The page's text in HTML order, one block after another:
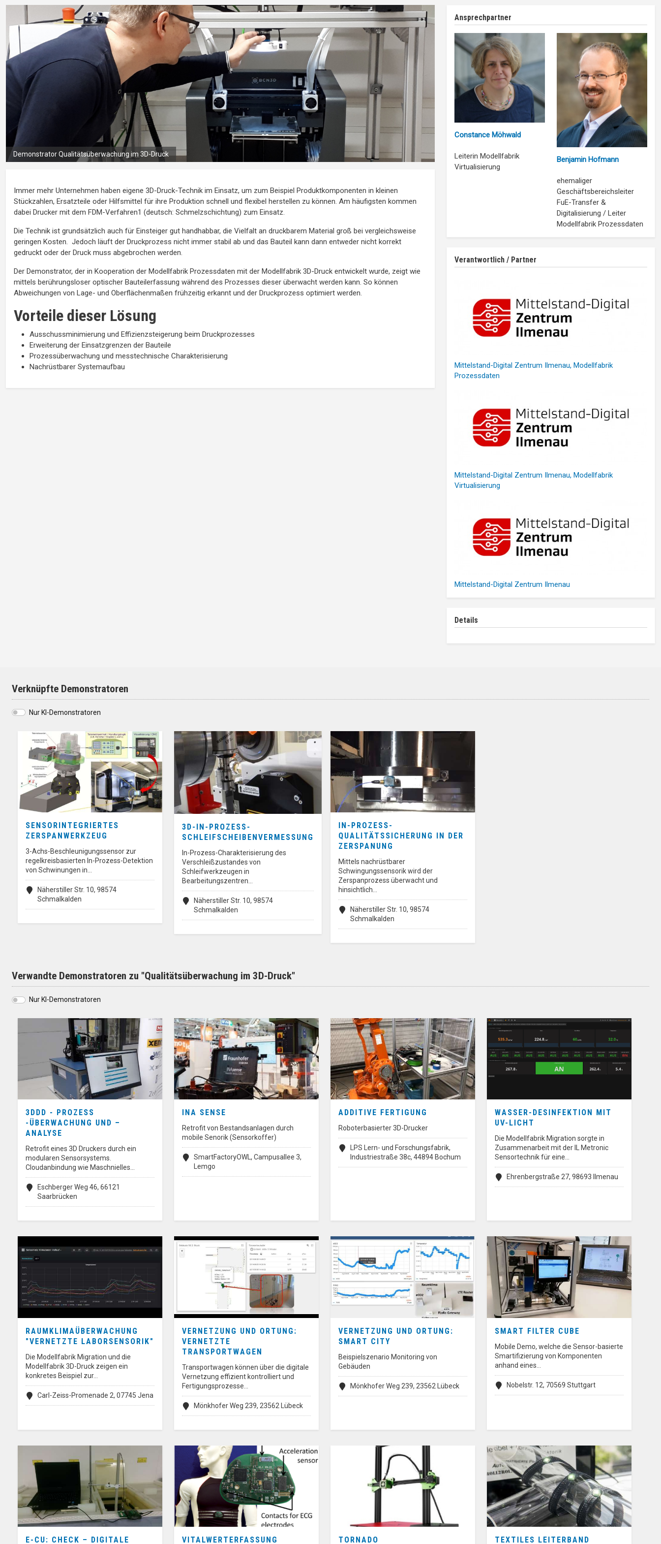
Demonstrator Qualitätsüberwachung im 3D-Druck
Immer mehr Unternehmen haben eigene 3D-Druck-Technik im Einsatz, um zum Beispiel Produktkomponenten in kleinen
Stückzahlen, Ersatzteile oder Hilfsmittel für ihre Produktion schnell und flexibel herstellen zu können. Am häufigsten kommen
dabei Drucker mit dem FDM-Verfahren1 (deutsch: Schmelzschichtung) zum Einsatz.
Die Technik ist grundsätzlich auch für Einsteiger gut handhabbar, die Vielfalt an druckbarem Material groß bei vergleichsweise
geringen Kosten. Jedoch läuft der Druckprozess nicht immer stabil ab und das Bauteil kann dann entweder nicht korrekt
gedruckt oder der Druck muss abgebrochen werden.
Der Demonstrator, der in Kooperation der Modellfabrik Prozessdaten mit der Modellfabrik 3D-Druck entwickelt wurde, zeigt wie
mittels berührungsloser optischer Bauteilerfassung während des Prozesses dieser überwacht werden kann. So können
Abweichungen von Lage- und Oberflächenmaßen frühzeitig erkannt und der Druckprozess optimiert werden.
Vorteile dieser Lösung
Ausschussminimierung und Effizienzsteigerung beim Druckprozesses
Erweiterung der Einsatzgrenzen der Bauteile
Prozessüberwachung und messtechnische Charakterisierung
Nachrüstbarer Systemaufbau
Ansprechpartner
Constance Möhwald
Leiterin Modellfabrik
Virtualisierung
Benjamin Hofmann
ehemaliger
Geschäftsbereichsleiter
FuE-Transfer &
Digitalisierung / Leiter
Modellfabrik Prozessdaten
Verantwortlich / Partner
Mittelstand-Digital Zentrum Ilmenau, Modellfabrik
Prozessdaten
Mittelstand-Digital Zentrum Ilmenau, Modellfabrik
Virtualisierung
Mittelstand-Digital Zentrum Ilmenau
Details
Verknüpfte Demonstratoren
Nur KI-Demonstratoren
SENSORINTEGRIERTES
ZERSPANWERKZEUG
3-Achs-Beschleunigungssensor zur
regelkreisbasierten In-Prozess-Detektion
von Schwinungen in…
Näherstiller Str. 10, 98574
Schmalkalden
3D-IN-PROZESS-
SCHLEIFSCHEIBENVERMESSUNG
In-Prozess-Charakterisierung des
Verschleißzustandes von
Schleifwerkzeugen in
Bearbeitungszentren…
Näherstiller Str. 10, 98574
Schmalkalden
IN-PROZESS-
QUALITÄTSSICHERUNG IN DER
ZERSPANUNG
Mittels nachrüstbarer
Schwingungssensorik wird der
Zerspanprozess überwacht und
hinsichtlich…
Näherstiller Str. 10, 98574
Schmalkalden
Verwandte Demonstratoren zu "Qualitätsüberwachung im 3D-Druck"
Nur KI-Demonstratoren
3DDD - PROZESS
-ÜBERWACHUNG UND –
ANALYSE
Retrofit eines 3D Druckers durch ein
modularen Sensorsystems.
Cloudanbindung wie Maschnielles…
Eschberger Weg 46, 66121
Saarbrücken
INA SENSE
Retrofit von Bestandsanlagen durch
mobile Senorik (Sensorkoffer)
SmartFactoryOWL, Campusallee 3,
Lemgo
ADDITIVE FERTIGUNG
Roboterbasierter 3D-Drucker
LPS Lern- und Forschungsfabrik,
Industriestraße 38c, 44894 Bochum
WASSER-DESINFEKTION MIT
UV-LICHT
Die Modellfabrik Migration sorgte in
Zusammenarbeit mit der IL Metronic
Sensortechnik für eine…
Ehrenbergstraße 27, 98693 Ilmenau
RAUMKLIMAÜBERWACHUNG
"VERNETZTE LABORSENSORIK"
Die Modellfabrik Migration und die
Modellfabrik 3D-Druck zeigen ein
konkretes Beispiel zur…
Carl-Zeiss-Promenade 2, 07745 Jena
VERNETZUNG UND ORTUNG:
VERNETZTE
TRANSPORTWAGEN
Transportwagen können über die digitale
Vernetzung effizient kontrolliert und
Fertigungsprozesse…
Mönkhofer Weg 239, 23562 Lübeck
VERNETZUNG UND ORTUNG:
SMART CITY
Beispielszenario Monitoring von
Gebäuden
Mönkhofer Weg 239, 23562 Lübeck
SMART FILTER CUBE
Mobile Demo, welche die Sensor-basierte
Smartifizierung von Komponenten
anhand eines…
Nobelstr. 12, 70569 Stuttgart
E-CU: CHECK – DIGITALE VITALWERTERFASSUNG TORNADO TEXTILES LEITERBAND